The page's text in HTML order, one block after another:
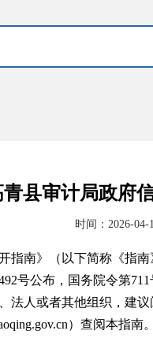
青县审计局政府
时间：2026-04-
指南》（以下简称《指
号公布，国务院令第
法人或者其他组织，建
）查阅本指南